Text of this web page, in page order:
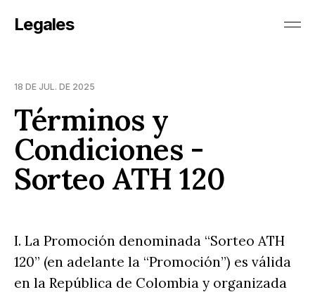
Legales
18 DE JUL. DE 2025
Términos y
Condiciones -
Sorteo ATH 120
I. La Promoción denominada “Sorteo ATH
120” (en adelante la “Promoción”) es válida
en la República de Colombia y organizada